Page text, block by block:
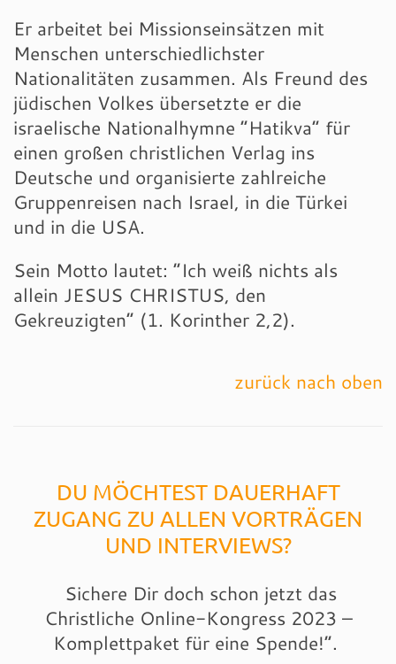
Er arbeitet bei Missionseinsätzen mit
Menschen unterschiedlichster
Nationalitäten zusammen. Als Freund des
jüdischen Volkes übersetzte er die
israelische Nationalhymne “Hatikva” für
einen großen christlichen Verlag ins
Deutsche und organisierte zahlreiche
Gruppenreisen nach Israel, in die Türkei
und in die USA.
Sein Motto lautet: “Ich weiß nichts als
allein JESUS CHRISTUS, den
Gekreuzigten” (1. Korinther 2,2).
zurück nach oben
DU MÖCHTEST DAUERHAFT
ZUGANG ZU ALLEN VORTRÄGEN
UND INTERVIEWS?
Sichere Dir doch schon jetzt das
Christliche Online-Kongress 2023 –
Komplettpaket für eine Spende!“.